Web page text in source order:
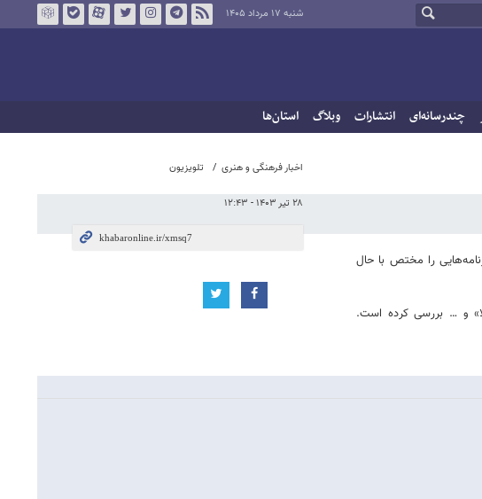
شنبه ۱۷ مرداد ۱۴۰۵
چندرسانه‌ای انتشارات وبلاگ استان‌ها
اخبار فرهنگی و هنری تلویزیون
۲۸ تیر ۱۴۰۳ - ۱۲:۴۳
را مختص با حال
و … بررسی کرده است.